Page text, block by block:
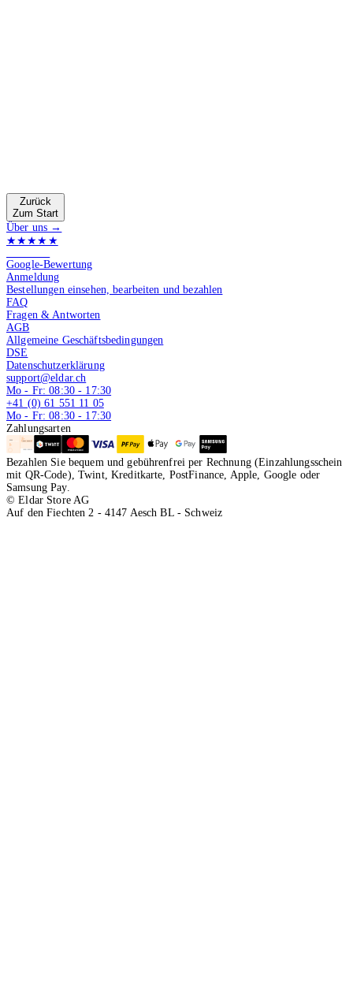
Zurück
Zum Start
Über uns →
★★★★★
Google-Bewertung
Anmeldung
Bestellungen einsehen, bearbeiten und bezahlen
FAQ
Fragen & Antworten
AGB
Allgemeine Geschäftsbedingungen
DSE
Datenschutzerklärung
support@eldar.ch
Mo - Fr: 08:30 - 17:30
+41 (0) 61 551 11 05
Mo - Fr: 08:30 - 17:30
Zahlungsarten
Bezahlen Sie bequem und gebührenfrei per Rechnung (Einzahlungsschein
mit QR-Code), Twint, Kreditkarte, PostFinance, Apple, Google oder
Samsung Pay.
© Eldar Store AG
Auf den Fiechten 2 - 4147 Aesch BL - Schweiz